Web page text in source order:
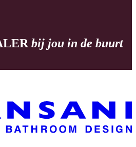
bij jou in de buurt